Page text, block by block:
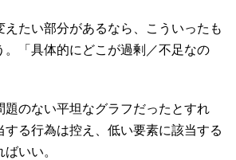
えたい部分があるなら、こういったも
。「具体的にどこが過剰／不足なの
題のない平坦なグラフだったとすれ
する行為は控え、低い要素に該当する
いい。